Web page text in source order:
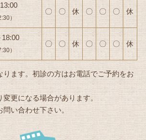
）
〇 〇 休 〇 〇 〇 休
18:00
）
〇 〇 休 〇 〇 〇 休
ります。初診の方はお電話でご予約をお
更になる場合があります。
い合わせ下さい。